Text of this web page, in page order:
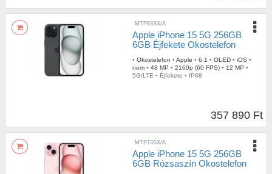
MTP63SX/A
Apple iPhone 15 5G 256GB
6GB Éjfekete Okostelefon
• Okostelefon • Apple • 6.1 • OLED • iOS •
nem • 48 MP • 2160p (60 FPS) • 12 MP •
5G/LTE • Éjfekete • IP68
357 890 Ft
MTP73SX/A
Apple iPhone 15 5G 256GB
6GB Rózsaszín Okostelefon